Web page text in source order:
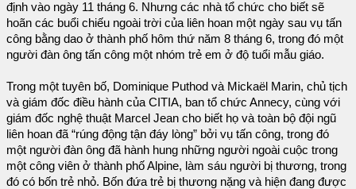
định vào ngày 11 tháng 6. Nhưng các nhà tổ chức cho biết sẽ
hoãn các buổi chiếu ngoài trời của liên hoan một ngày sau vụ tấn
công bằng dao ở thành phố hôm thứ năm 8 tháng 6, trong đó một
người đàn ông tấn công một nhóm trẻ em ở độ tuổi mẫu giáo.
Trong một tuyên bố, Dominique Puthod và Mickaël Marin, chủ tịch
và giám đốc điều hành của CITIA, ban tổ chức Annecy, cùng với
giám đốc nghệ thuật Marcel Jean cho biết họ và toàn bộ đội ngũ
liên hoan đã “rúng động tận đáy lòng” bởi vụ tấn công, trong đó
một người đàn ông đã hành hung những người ngoài cuộc trong
một công viên ở thành phố Alpine, làm sáu người bị thương, trong
đó có bốn trẻ nhỏ. Bốn đứa trẻ bị thương nặng và hiện đang được